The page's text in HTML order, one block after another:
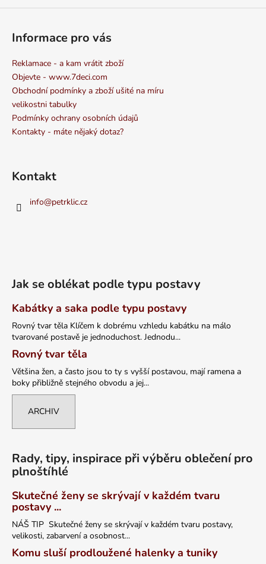
Informace pro vás
Reklamace - a kam vrátit zboží
Objevte - www.7deci.com
Obchodní podmínky a zboží ušité na míru
velikostni tabulky
Podmínky ochrany osobních údajů
Kontakty - máte nějaký dotaz?
Kontakt
info@petrklic.cz
Jak se oblékat podle typu postavy
Kabátky a saka podle typu postavy
Rovný tvar těla Klíčem k dobrému vzhledu kabátku na málo
tvarované postavě je jednoduchost. Jednodu...
Rovný tvar těla
Většina žen, a často jsou to ty s vyšší postavou, mají ramena a
boky přibližně stejného obvodu a jej...
ARCHIV
Rady, tipy, inspirace při výběru oblečení pro
plnoštíhlé
Skutečné ženy se skrývají v každém tvaru
postavy ...
NÁŠ TIP Skutečné ženy se skrývají v každém tvaru postavy,
velikosti, zabarvení a osobnost...
Komu sluší prodloužené halenky a tuniky